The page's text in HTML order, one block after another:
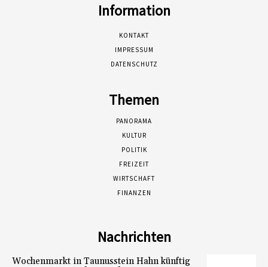
Information
KONTAKT
IMPRESSUM
DATENSCHUTZ
Themen
PANORAMA
KULTUR
POLITIK
FREIZEIT
WIRTSCHAFT
FINANZEN
Nachrichten
Wochenmarkt in Taunusstein Hahn künftig